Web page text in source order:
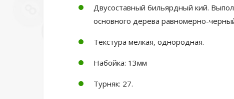
Двусоставный бильярдный кий.
основного дерева равномерно-
Текстура мелкая, однородная.
Набойка: 13мм
Турняк: 27.